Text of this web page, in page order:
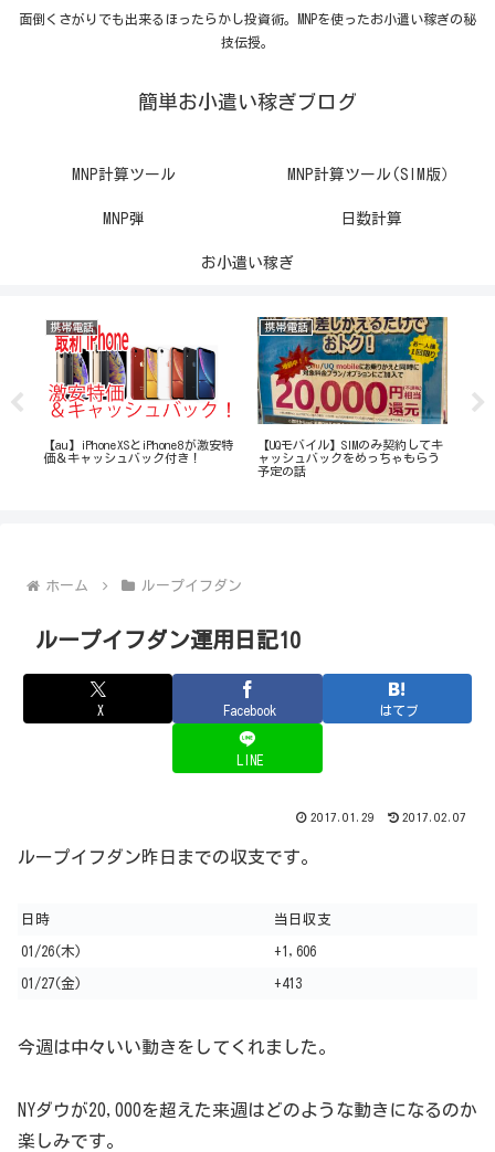
面倒くさがりでも出来るほったらかし投資術。MNPを使ったお小遣い稼ぎの秘
技伝授。
簡単お小遣い稼ぎブログ
MNP計算ツール MNP計算ツール(SIM版）
MNP弾 日数計算
お小遣い稼ぎ
携帯電話
【au】iPhoneXSとiPhone8が激安特
価＆キャッシュバック付き！
携帯電話
【UQモバイル】SIMのみ契約してキ
ャッシュバックをめっちゃもらう
予定の話
ホーム ループイフダン
ループイフダン運用日記10
X Facebook はてブ
LINE
2017.01.29 2017.02.07
ループイフダン昨日までの収支です。
日時 当日収支
01/26(木) +1,606
01/27(金) +413
今週は中々いい動きをしてくれました。
NYダウが20,000を超えた来週はどのような動きになるのか
楽しみです。